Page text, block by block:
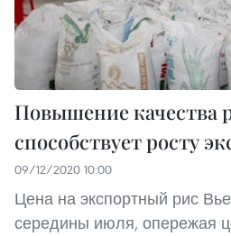
Повышение качества
способствует росту
09/12/2020 10:00
Цена на экспортный рис
середины июля, опережая